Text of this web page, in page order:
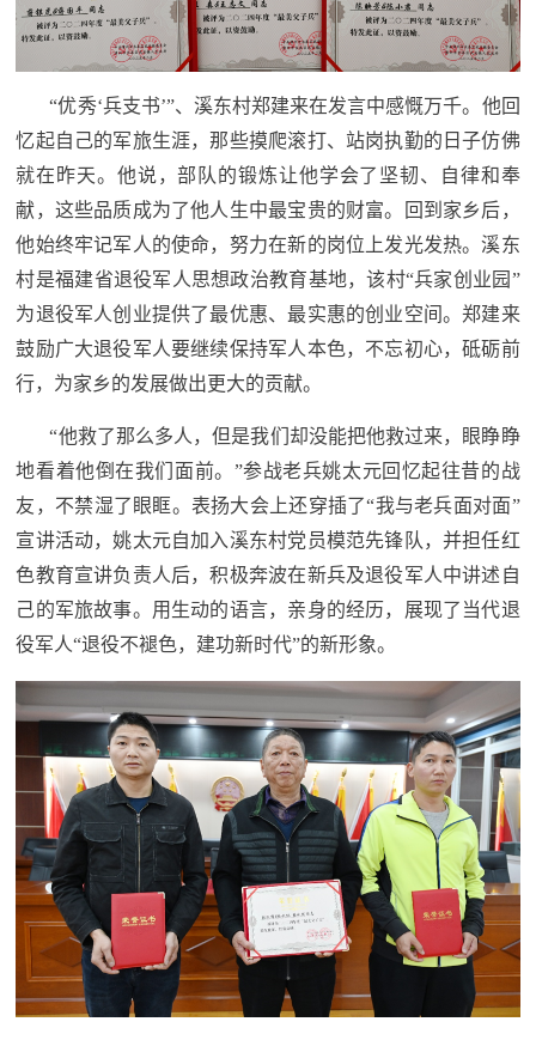
采
人
服
退
役
军
文
化
国
防
文
化
国
色
文
旅
红
色
文
关
我
“优秀‘兵支书’”、溪东村郑建来在发言中感慨万千。他回
忆起自己的军旅生涯，那些摸爬滚打、站岗执勤的日子仿佛
就在昨天。他说，部队的锻炼让他学会了坚韧、自律和奉
献，这些品质成为了他人生中最宝贵的财富。回到家乡后，
他始终牢记军人的使命，努力在新的岗位上发光发热。溪东
村是福建省退役军人思想政治教育基地，该村“兵家创业园”
为退役军人创业提供了最优惠、最实惠的创业空间。郑建来
鼓励广大退役军人要继续保持军人本色，不忘初心，砥砺前
行，为家乡的发展做出更大的贡献。
“他救了那么多人，但是我们却没能把他救过来，眼睁睁
地看着他倒在我们面前。”参战老兵姚太元回忆起往昔的战
友，不禁湿了眼眶。表扬大会上还穿插了“我与老兵面对面”
宣讲活动，姚太元自加入溪东村党员模范先锋队，并担任红
色教育宣讲负责人后，积极奔波在新兵及退役军人中讲述自
己的军旅故事。用生动的语言，亲身的经历，展现了当代退
役军人“退役不褪色，建功新时代”的新形象。